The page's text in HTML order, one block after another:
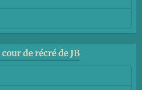
de récré de JB